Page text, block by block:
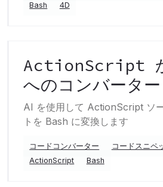
Bash
4D
ActionScript
へのコンバーター
AI を使用して ActionScript ソ
トを Bash に変換します
コードコンバーター コードスニペ
ActionScript
Bash